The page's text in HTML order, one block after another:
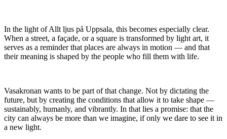
In the light of Allt ljus på Uppsala, this becomes especially clear.
When a street, a façade, or a square is transformed by light art, it
serves as a reminder that places are always in motion — and that
their meaning is shaped by the people who fill them with life.
Vasakronan wants to be part of that change. Not by dictating the
future, but by creating the conditions that allow it to take shape —
sustainably, humanly, and vibrantly. In that lies a promise: that the
city can always be more than we imagine, if only we dare to see it in
a new light.